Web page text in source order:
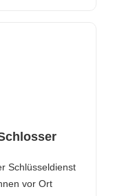
Schlüsseldienst
vor Ort